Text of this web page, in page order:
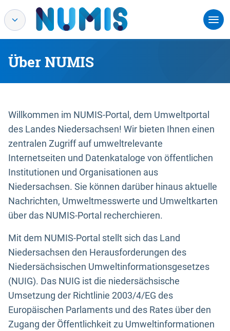
Über NUMIS
Willkommen im NUMIS-Portal, dem Umweltportal
des Landes Niedersachsen! Wir bieten Ihnen einen
zentralen Zugriff auf umweltrelevante
Internetseiten und Datenkataloge von öffentlichen
Institutionen und Organisationen aus
Niedersachsen. Sie können darüber hinaus aktuelle
Nachrichten, Umweltmesswerte und Umweltkarten
über das NUMIS-Portal recherchieren.
Mit dem NUMIS-Portal stellt sich das Land
Niedersachsen den Herausforderungen des
Niedersächsischen Umweltinformationsgesetzes
(NUIG). Das NUIG ist die niedersächsische
Umsetzung der Richtlinie 2003/4/EG des
Europäischen Parlaments und des Rates über den
Zugang der Öffentlichkeit zu Umweltinformationen